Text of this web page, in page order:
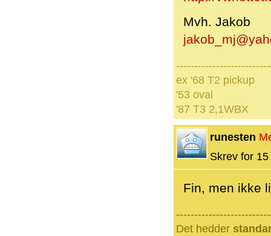
Mvh. Jakob
ex '68 T2 pickup
'53 oval
'87 T3 2,1WBX
runesten
Skrev for
Fin, men ikke
Det hedder